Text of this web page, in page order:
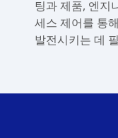
팅과 제품, 엔지
세스 제어를 통
발전시키는 데